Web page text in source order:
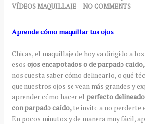
VÍDEOS MAQUILLAJE
NO COMMENTS
Aprende cómo maquillar tus ojos
Chicas, el maquillaje de hoy va dirigido a
esos ojos encapotados o de parpado caído,
nos cuesta saber cómo delinearlo, o qué
que nuestros ojos se vean más grandes y
aprender cómo hacer el perfecto
con parpado caído,te invito a no perderte
En pocos minutos y de manera muy fácil,